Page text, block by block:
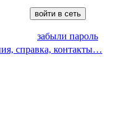
забыли пароль
справка, контакты…